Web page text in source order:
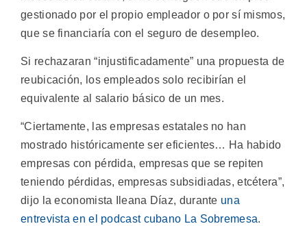
gestionado por el propio empleador o por sí mismos,
que se financiaría con el seguro de desempleo.
Si rechazaran “injustificadamente” una propuesta de
reubicación, los empleados solo recibirían el
equivalente al salario básico de un mes.
“Ciertamente, las empresas estatales no han
mostrado históricamente ser eficientes… Ha habido
empresas con pérdida, empresas que se repiten
teniendo pérdidas, empresas subsidiadas, etcétera”,
dijo la economista Ileana Díaz, durante una
entrevista en el podcast cubano La Sobremesa.